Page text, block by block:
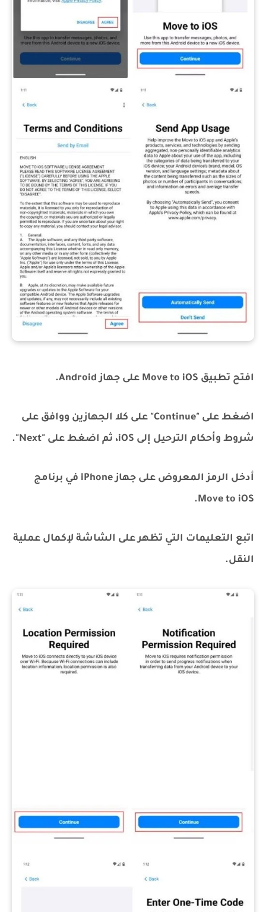
افتح تطبيق Move to iOS على جهاز Android.
اضغط على "Continue" على كلا الجهازين ووافق على
شروط وأحكام الترحيل إلى iOS، ثم اضغط على "Next".
أدخل الرمز المعروض على جهاز iPhone في برنامج
Move to iOS.
اتبع التعليمات التي تظهر على الشاشة لإكمال عملية
النقل.